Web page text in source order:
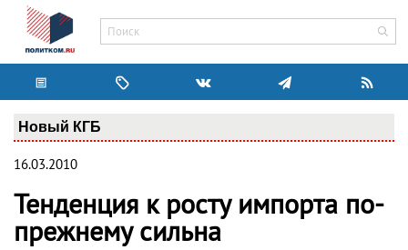
Новый КГБ
16.03.2010
Тенденция к росту импорта по-
прежнему сильна